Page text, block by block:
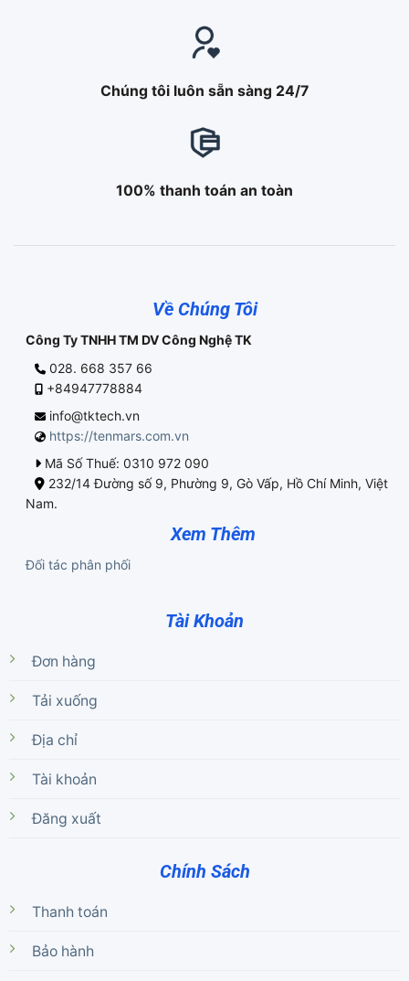
Chúng tôi luôn sẵn sàng 24/7
100% thanh toán an toàn
Về Chúng Tôi
Công Ty TNHH TM DV Công Nghệ TK
028. 668 357 66
+84947778884
info@tktech.vn
https://tenmars.com.vn
Mã Số Thuế: 0310 972 090
232/14 Đường số 9, Phường 9, Gò Vấp, Hồ Chí Minh, Việt
Nam.
Xem Thêm
Đối tác phân phối
Tài Khoản
Đơn hàng
Tải xuống
Địa chỉ
Tài khoản
Đăng xuất
Chính Sách
Thanh toán
Bảo hành